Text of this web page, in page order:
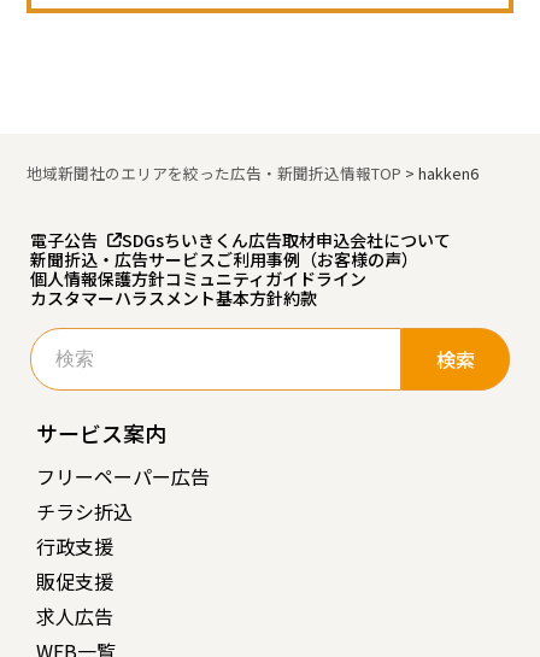
地域新聞社のエリアを絞った広告・新聞折込情報TOP >hakken6
電子公告 SDGsちいきくん広告取材申込会社について
新聞折込・広告サービスご利用事例（お客様の声）
個人情報保護方針コミュニティガイドライン
カスタマーハラスメント基本方針約款
検
索:
サービス案内
フリーペーパー広告
チラシ折込
行政支援
販促支援
求人広告
WEB一覧